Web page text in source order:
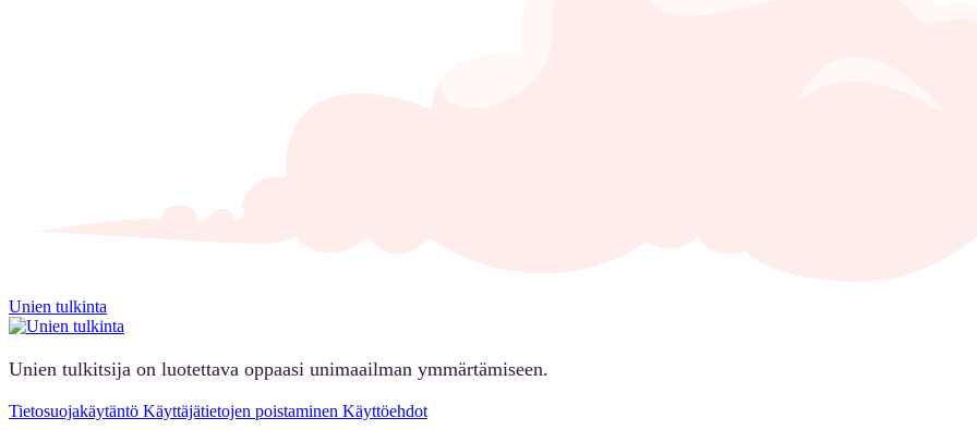
Unien tulkinta
Unien tulkitsija on luotettava oppaasi unimaailman ymmärtämiseen.
Tietosuojakäytäntö Käyttäjätietojen poistaminen Käyttöehdot